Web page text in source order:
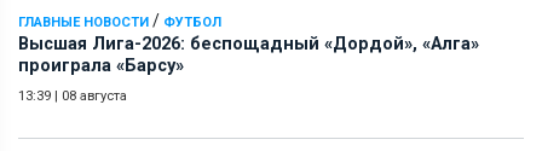
ГЛАВНЫЕ НОВОСТИ / ФУТБОЛ
Высшая Лига-2026: беспощадный «Дордой», «Алга»
проиграла «Барсу»
13:39 | 08 августа